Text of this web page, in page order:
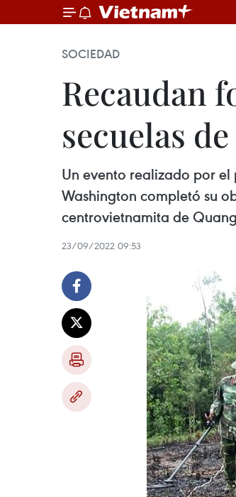
SOCIEDAD
Recaudan
secuelas
Un evento realizado por
Washington completó su
centrovietnamita de
23/09/2022 09:53